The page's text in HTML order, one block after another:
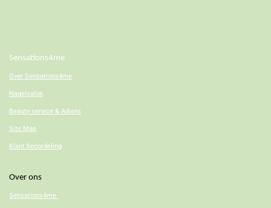
Sensations4me
Over Sensations4me
Nagelsalon
Beauty service & Advies
Site Map
Klant beoordeling
Over ons
Sensations4me